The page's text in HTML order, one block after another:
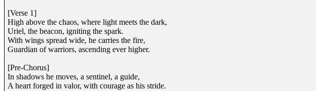
[Verse 1]
High above the chaos, where light meets the dark,
Uriel, the beacon, igniting the spark.
With wings spread wide, he carries the fire,
Guardian of warriors, ascending ever higher.
[Pre-Chorus]
In shadows he moves, a sentinel, a guide,
A heart forged in valor, with courage as his stride.